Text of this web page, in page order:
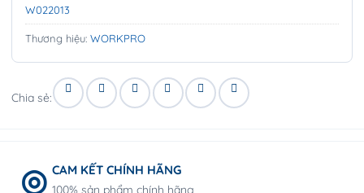
W022013
Thương hiệu: WORKPRO
Chia sẻ:
CAM KẾT CHÍNH HÃNG
100% sản phẩm chính hãng